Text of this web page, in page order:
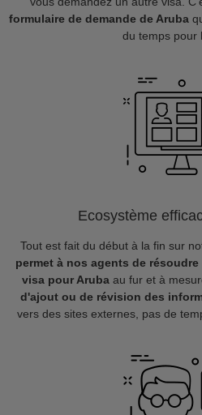
formulaire de demande de Aruba
du temps pour
Ecosystème
Tout est fait du début à la fin sur
permet à nos agents de
visa pour Arubaau fur et à
d'ajout ou de révision des
vers des sites externes, pas de